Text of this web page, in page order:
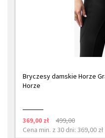
Bryczesy damskie Horze
Horze
369,00 zł
499,00
Cena min. z 30 dni: 369,00 zł